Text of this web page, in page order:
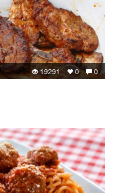
0
0
19291